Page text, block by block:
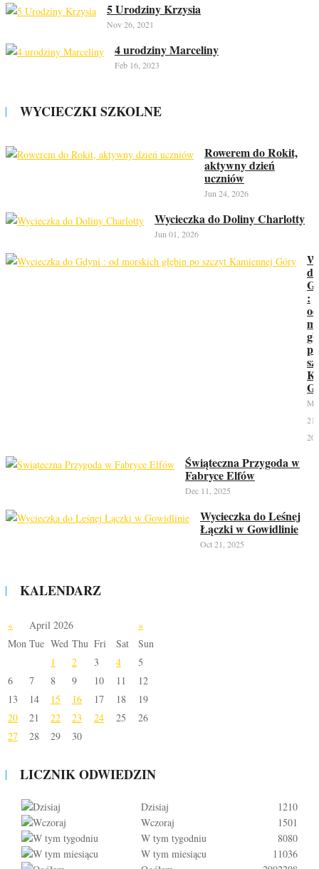
5 Urodziny Krzysia
Nov 26, 2021
4 urodziny Marceliny
Feb 16, 2023
WYCIECZKI SZKOLNE
Rowerem do Rokit,
aktywny dzień
uczniów
Jun 24, 2026
Wycieczka do Doliny Charlotty
Jun 01, 2026
do
:
od
po
21,
Świąteczna Przygoda w
Fabryce Elfów
Dec 11, 2025
Wycieczka do Leśnej
Łączki w Gowidlinie
Oct 21, 2025
KALENDARZ
« April 2026
»
Mon Tue Wed Thu Fri Sat
Sun
1
2 3 4
5
6
7 8 9 10 11
12
13
14 15 16 17 18
19
20
21 22 23 24 25
26
27
28 29 30
LICZNIK ODWIEDZIN
Dzisiaj
1210
Wczoraj
1501
W tym tygodniu
8080
W tym miesiącu
11036